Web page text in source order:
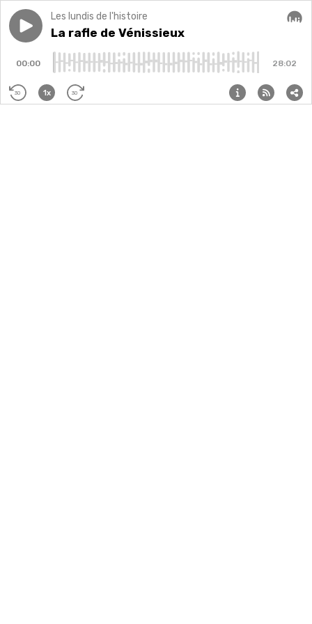
Play episodeLa rafle de Vénissieux
Les lundis de l'histoire
La rafle de Vénissieux
00:00 28:02
30 1x 30